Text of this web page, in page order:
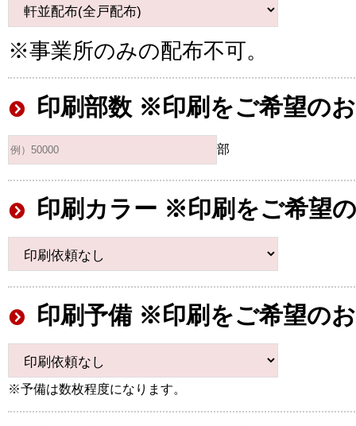
※事業所のみの配布不可。
印刷部数 ※印刷をご希望の
部
印刷カラー ※印刷をご希望
印刷予備 ※印刷をご希望の
※予備は数枚程度になります。